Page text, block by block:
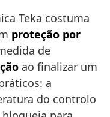
Teka costuma
proteção por
de
ao finalizar um
a
do controlo